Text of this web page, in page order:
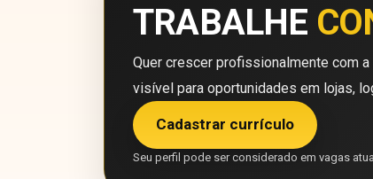
TRABALHE
Quer crescer profissionalmente com
visível para oportunidades em lojas,
Cadastrar currículo
Seu perfil pode ser considerado em vagas